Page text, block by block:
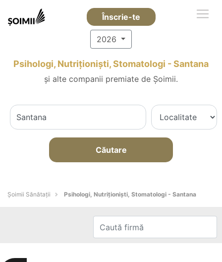
Înscrie-te
2026
Psihologi, Nutriționiști, Stomatologi - Santana
și alte companii premiate de Șoimii.
Căutare
Şoimii Sănătații Psihologi, Nutriționiști, Stomatologi - Santana